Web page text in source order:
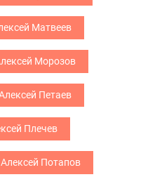
Матвеев
Морозов
Петаев
Плечев
Алексей Потапов